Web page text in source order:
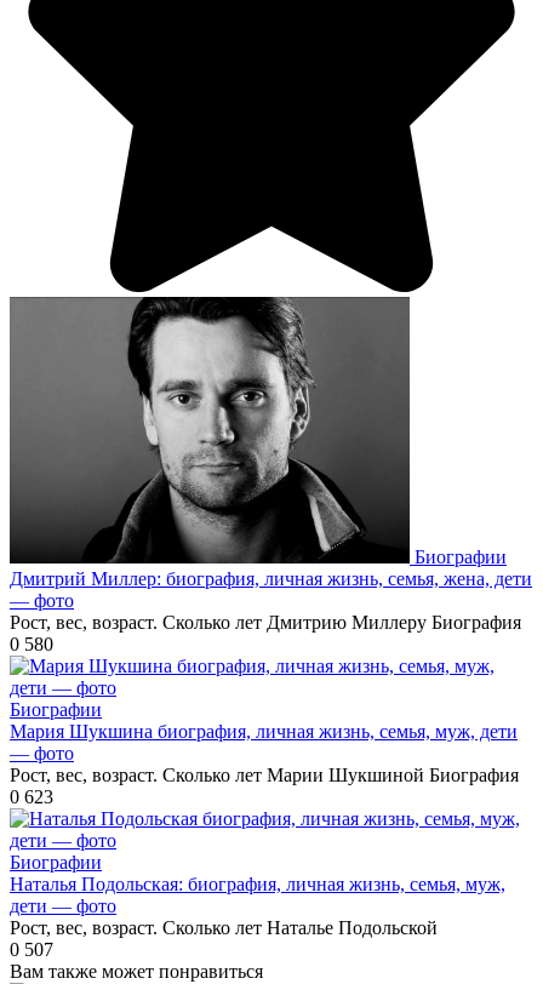
Биографии
Дмитрий Миллер: биография, личная жизнь, семья, жена, дети
— фото
Рост, вес, возраст. Сколько лет Дмитрию Миллеру Биография
0 580
Биографии
Мария Шукшина биография, личная жизнь, семья, муж, дети
— фото
Рост, вес, возраст. Сколько лет Марии Шукшиной Биография
0 623
Биографии
Наталья Подольская: биография, личная жизнь, семья, муж,
дети — фото
Рост, вес, возраст. Сколько лет Наталье Подольской
0 507
Вам также может понравиться